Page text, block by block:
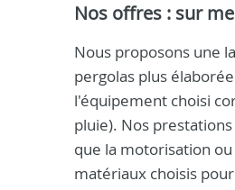
Nos offres : sur
Nous proposons une
pergolas plus
l'équipement choisi
pluie). Nos
que la motorisation
matériaux choisis